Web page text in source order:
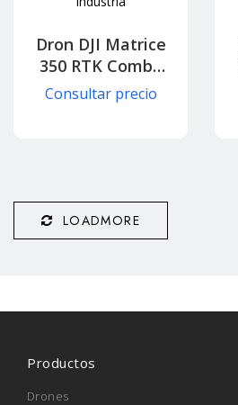
Dron DJI Matrice
350 RTK Combo
con DJI Care Plus
para Topografía,
Consultar precio
LOADMORE
Productos
Drones